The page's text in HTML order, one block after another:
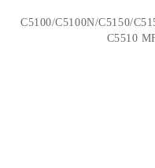
C5100/C5100N/C5150/
C5510